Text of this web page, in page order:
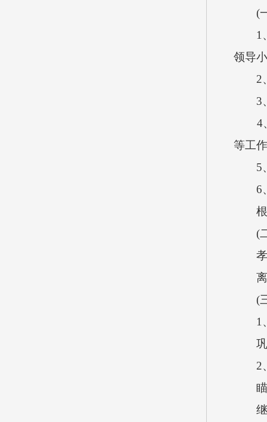
(一)
1、
领导
2、
3、
4、
等工
5、
6、
根据
(二)
孝义
离退
(三)
1、
巩固
2、
瞄准
继续